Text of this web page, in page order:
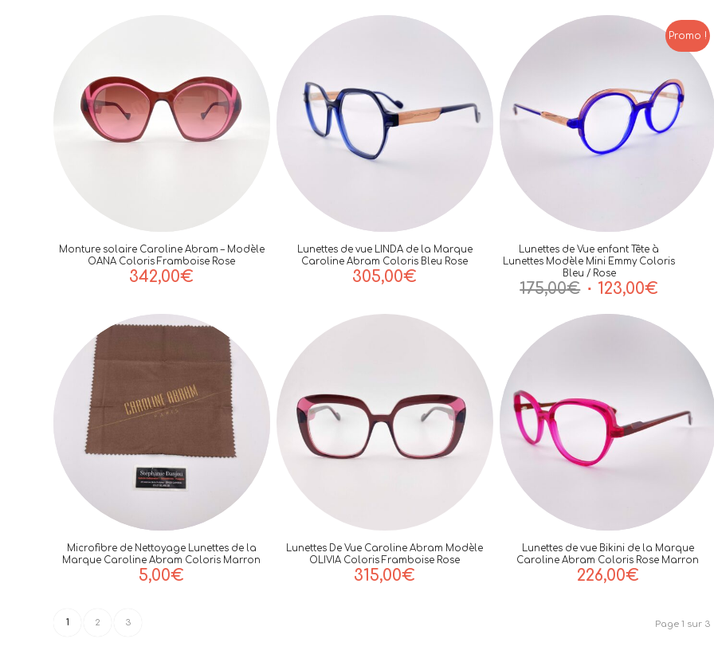
Monture solaire Caroline Abram – Modèle
OANA Coloris Framboise Rose
342,00€
Lunettes de vue LINDA de la Marque
Caroline Abram Coloris Bleu Rose
305,00€
Promo !
Lunettes de Vue enfant Tête à
Lunettes Modèle Mini Emmy Coloris
Bleu / Rose
175,00€ Le123,00€
actuel
est :
Microfibre de Nettoyage Lunettes de la
Marque Caroline Abram Coloris Marron
5,00€
Lunettes De Vue Caroline Abram Modèle
OLIVIA Coloris Framboise Rose
315,00€
Lunettes de vue Bikini de la Marque
Caroline Abram Coloris Rose Marron
226,00€
Page 1 sur 3
1 2 3